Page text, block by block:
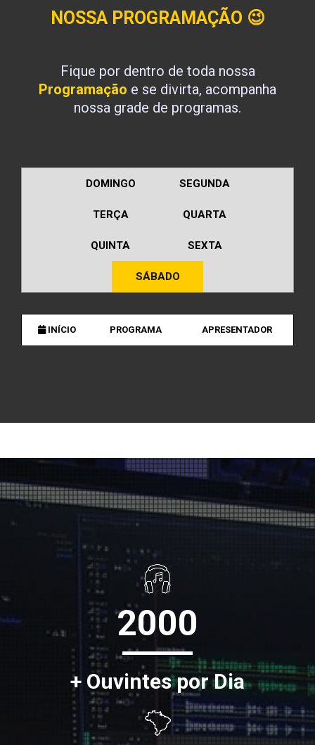
NOSSA PROGRAMAÇÃO 😉
Fique por dentro de toda nossa
Programação e se divirta, acompanha
nossa grade de programas.
DOMINGO SEGUNDA
TERÇA QUARTA
QUINTA SEXTA
SÁBADO
INÍCIO PROGRAMA APRESENTADOR
2000
+ Ouvintes por Dia